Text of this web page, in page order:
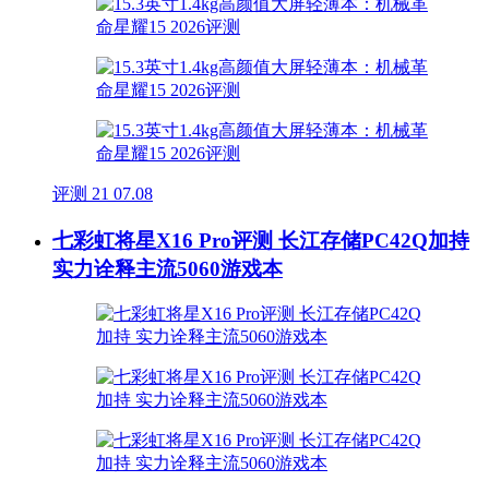
评测 21 07.08
七彩虹将星X16 Pro评测 长江存储PC42Q加持
实力诠释主流5060游戏本